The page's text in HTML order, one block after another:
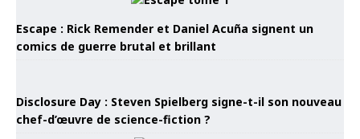
Escape : Rick Remender et Daniel Acuña signent un
comics de guerre brutal et brillant
Disclosure Day : Steven Spielberg signe-t-il son nouveau
chef-d’œuvre de science-fiction ?